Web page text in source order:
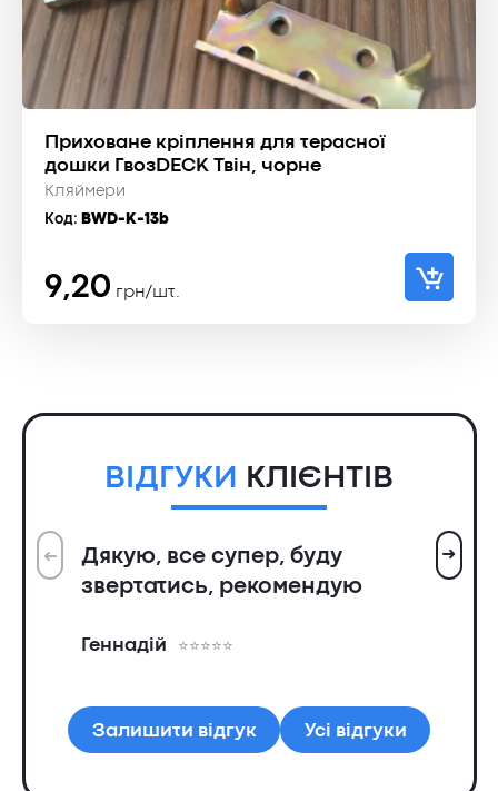
Приховане кріплення для терасної
дошки ГвозDECK Твін, чорне
Кляймери
Код: BWD-K-13b
9,20 грн/шт.
ВІДГУКИ КЛІЄНТІВ
Дякую, все супер, буду
звертатись, рекомендую
Геннадій
➜ ➜
Залишити відгук Усі відгуки